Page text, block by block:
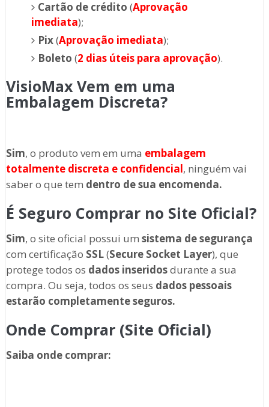
Cartão de crédito (Aprovação
imediata);
Pix(Aprovação imediata);
Boleto (2 dias úteis para aprovação).
VisioMax Vem em uma
Embalagem Discreta?
Sim, o produto vem em uma embalagem
totalmente discreta e confidencial, ninguém vai
saber o que tem dentro de sua encomenda.
É Seguro Comprar no Site Oficial?
Sim, o site oficial possui um sistema de segurança
com certificação SSL(Secure Socket Layer), que
protege todos os dados inseridosdurante a sua
compra. Ou seja, todos os seus dados pessoais
estarão completamente seguros.
Onde Comprar (Site Oficial)
Saiba onde comprar: